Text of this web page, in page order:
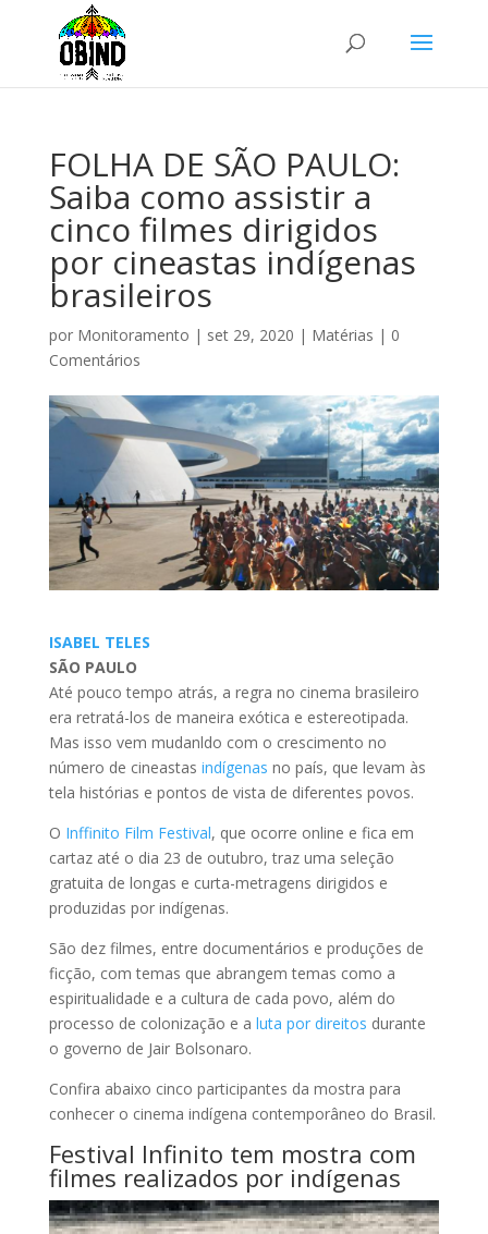
FOLHA DE SÃO PAULO:
Saiba como assistir a
cinco filmes dirigidos
por cineastas indígenas
brasileiros
por Monitoramento | set 29, 2020 | Matérias | 0
Comentários
ISABEL TELES
SÃO PAULO
Até pouco tempo atrás, a regra no cinema brasileiro
era retratá-los de maneira exótica e estereotipada.
Mas isso vem mudanldo com o crescimento no
número de cineastas indígenas no país, que levam às
tela histórias e pontos de vista de diferentes povos.
O Inffinito Film Festival, que ocorre online e fica em
cartaz até o dia 23 de outubro, traz uma seleção
gratuita de longas e curta-metragens dirigidos e
produzidas por indígenas.
São dez filmes, entre documentários e produções de
ficção, com temas que abrangem temas como a
espiritualidade e a cultura de cada povo, além do
processo de colonização e a luta por direitos durante
o governo de Jair Bolsonaro.
Confira abaixo cinco participantes da mostra para
conhecer o cinema indígena contemporâneo do Brasil.
Festival Infinito tem mostra com
filmes realizados por indígenas